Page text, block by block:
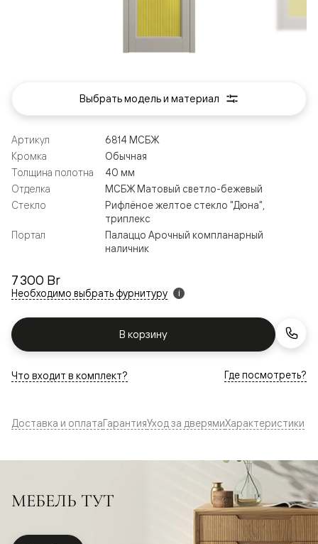
7 300 Br
Необходимо выбрать фурнитуру i
В корзину
Артикул
6814 МСБЖ
Кромка
Обычная
Толщина полотна
40 мм
Отделка
МСБЖ Матовый светло-бежевый
Стекло
Рифлёное желтое стекло "Дюна",
триплекс
Портал
Палаццо Арочный компланарный
наличник
Что входит в комплект? Где посмотреть?
Выбрать модель и материал
Доставка и оплатаГарантияУход за дверямиХарактеристики
МЕБЕЛЬ ТУТ